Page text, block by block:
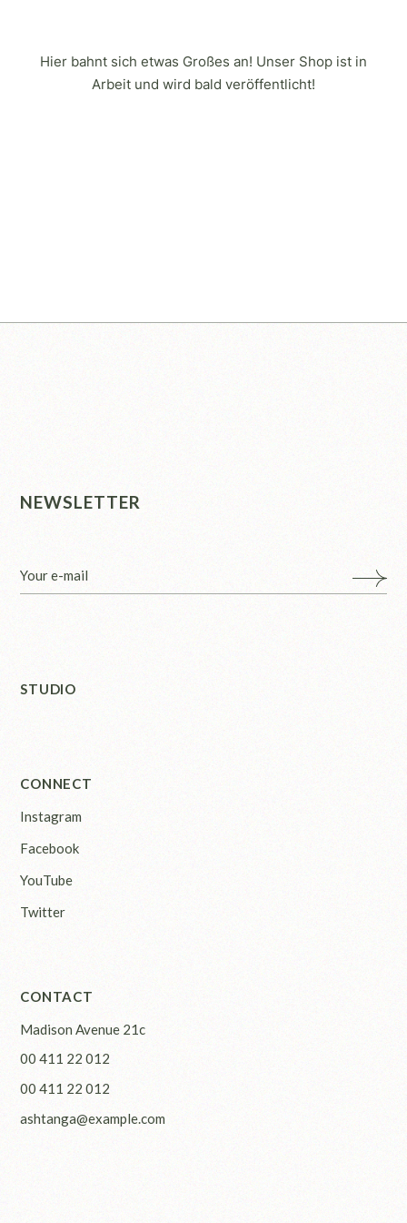
Hier bahnt sich etwas Großes an! Unser Shop ist in
Arbeit und wird bald veröffentlicht!
NEWSLETTER
STUDIO
CONNECT
Instagram
Facebook
YouTube
Twitter
CONTACT
Madison Avenue 21c
00 411 22 012
00 411 22 012
ashtanga@example.com